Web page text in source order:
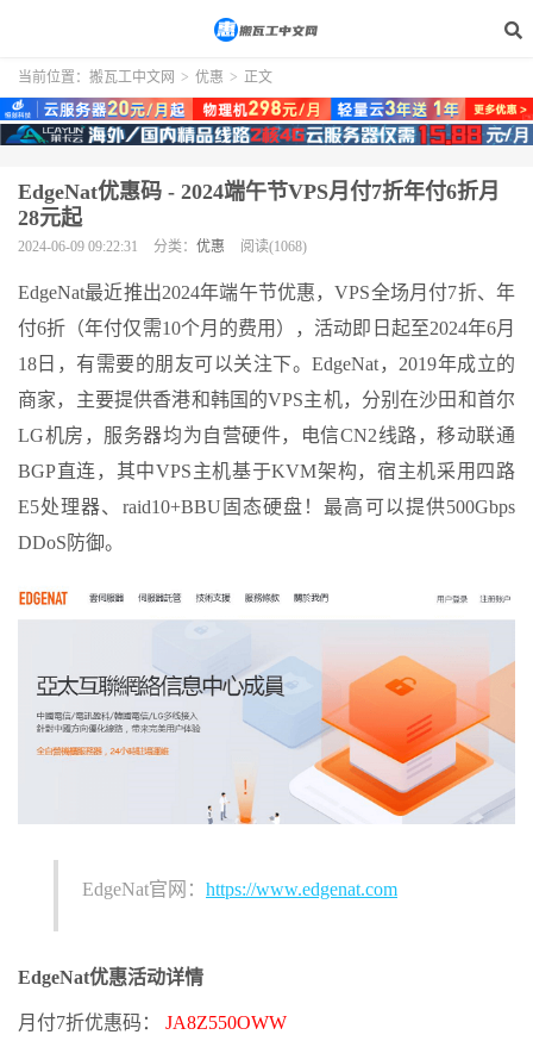
当前位置： 搬瓦工中文网 > 优惠 > 正文
EdgeNat优惠码 - 2024端午节VPS月付7折年付6折月
28元起
2024-06-09 09:22:31 分类： 优惠 阅读(1068)
EdgeNat最近推出2024年端午节优惠，VPS全场月付7折、年
付6折（年付仅需10个月的费用），活动即日起至2024年6月
18日，有需要的朋友可以关注下。EdgeNat，2019年成立的
商家，主要提供香港和韩国的VPS主机，分别在沙田和首尔
LG机房，服务器均为自营硬件，电信CN2线路，移动联通
BGP直连，其中VPS主机基于KVM架构，宿主机采用四路
E5处理器、raid10+BBU固态硬盘！最高可以提供500Gbps
DDoS防御。
EdgeNat官网： https://www.edgenat.com
EdgeNat优惠活动详情
月付7折优惠码： JA8Z550OWW